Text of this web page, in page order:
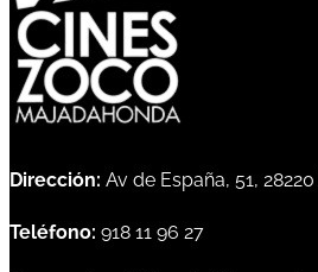
Dirección: Av de España, 51,
Teléfono: 918 11 96 27